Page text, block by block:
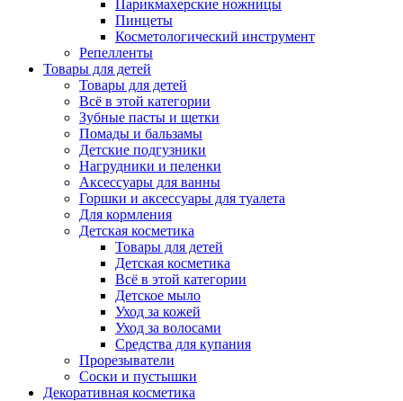
Парикмахерские ножницы
Пинцеты
Косметологический инструмент
Репелленты
Товары для детей
Товары для детей
Всё в этой категории
Зубные пасты и щетки
Помады и бальзамы
Детские подгузники
Нагрудники и пеленки
Аксессуары для ванны
Горшки и аксессуары для туалета
Для кормления
Детская косметика
Товары для детей
Детская косметика
Всё в этой категории
Детское мыло
Уход за кожей
Уход за волосами
Средства для купания
Прорезыватели
Соски и пустышки
Декоративная косметика